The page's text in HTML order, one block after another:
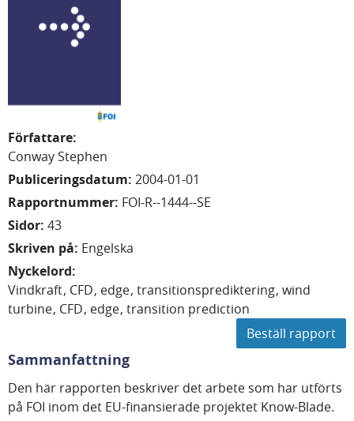
Författare:
Conway Stephen
Publiceringsdatum: 2004-01-01
Rapportnummer: FOI-R--1444--SE
Sidor: 43
Skriven på: Engelska
Nyckelord:
Vindkraft CFD edge transitionsprediktering wind
turbine CFD edge transition prediction
Beställ rapport
Sammanfattning
Den här rapporten beskriver det arbete som har utförts
på FOI inom det EU-finansierade projektet Know-Blade.